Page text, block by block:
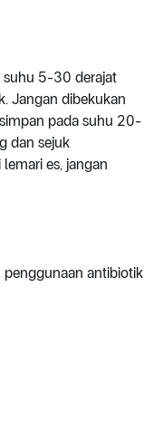
suhu 5-30 derajat
Jangan dibekukan
simpan pada suhu 20-
dan sejuk
es, jangan
penggunaan antibiotik